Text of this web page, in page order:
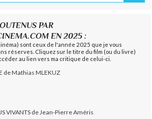
PAR
EN 2025 :
sont ceux de l'année 2025 que je vous
réserves. Cliquez sur le titre du film (ou du livre)
au lien vers ma critique de celui-ci.
de Mathias MLEKUZ
VIVANTS de Jean-Pierre Améris